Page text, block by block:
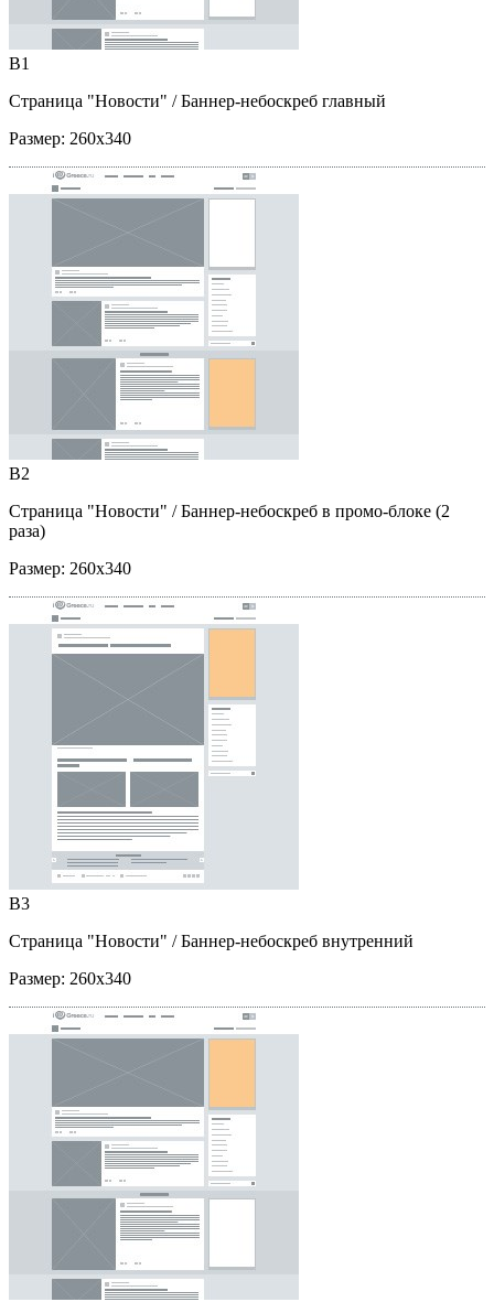
B1
Страница "Новости" / Баннер-небоскреб главный
Размер: 260x340
B2
Страница "Новости" / Баннер-небоскреб в промо-блоке (2
раза)
Размер: 260x340
B3
Страница "Новости" / Баннер-небоскреб внутренний
Размер: 260x340